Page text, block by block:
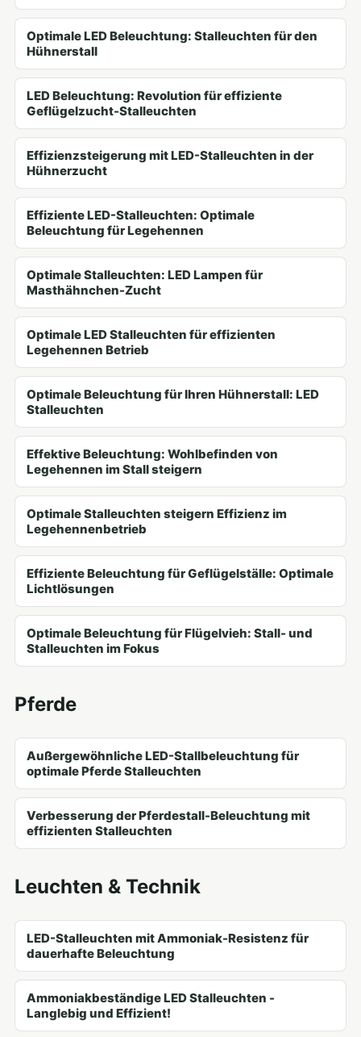
Optimale LED Beleuchtung: Stalleuchten für den
Hühnerstall
LED Beleuchtung: Revolution für effiziente
Geflügelzucht-Stalleuchten
Effizienzsteigerung mit LED-Stalleuchten in der
Hühnerzucht
Effiziente LED-Stalleuchten: Optimale
Beleuchtung für Legehennen
Optimale Stalleuchten: LED Lampen für
Masthähnchen-Zucht
Optimale LED Stalleuchten für effizienten
Legehennen Betrieb
Optimale Beleuchtung für Ihren Hühnerstall: LED
Stalleuchten
Effektive Beleuchtung: Wohlbefinden von
Legehennen im Stall steigern
Optimale Stalleuchten steigern Effizienz im
Legehennenbetrieb
Effiziente Beleuchtung für Geflügelställe: Optimale
Lichtlösungen
Optimale Beleuchtung für Flügelvieh: Stall- und
Stalleuchten im Fokus
Pferde
Außergewöhnliche LED-Stallbeleuchtung für
optimale Pferde Stalleuchten
Verbesserung der Pferdestall-Beleuchtung mit
effizienten Stalleuchten
Leuchten & Technik
LED-Stalleuchten mit Ammoniak-Resistenz für
dauerhafte Beleuchtung
Ammoniakbeständige LED Stalleuchten -
Langlebig und Effizient!